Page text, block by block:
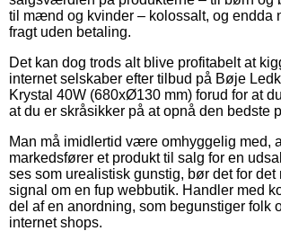
til mænd og kvinder – kolossalt, og endda
fragt uden betaling.
Det kan dog trods alt blive profitabelt at
internet selskaber efter tilbud på Bøje
Krystal 40W (680xØ130 mm) forud for at
at du er skråsikker på at opnå den bedste
Man må imidlertid være omhyggelig med,
markedsfører et produkt til salg for en
ses som urealistisk gunstig, bør det for
signal om en fup webbutik. Handler med
del af en anordning, som begunstiger folk
internet shops.